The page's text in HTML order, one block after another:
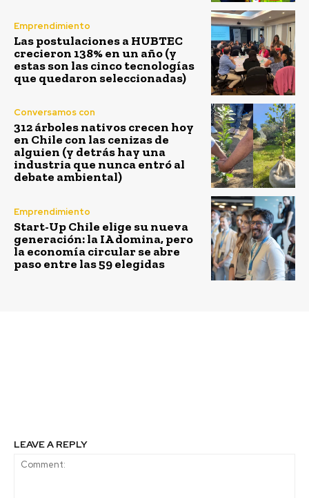
Emprendimiento
Las postulaciones a HUBTEC
crecieron 138% en un año (y
estas son las cinco tecnologías
que quedaron seleccionadas)
Conversamos con
312 árboles nativos crecen hoy
en Chile con las cenizas de
alguien (y detrás hay una
industria que nunca entró al
debate ambiental)
Emprendimiento
Start-Up Chile elige su nueva
generación: la IA domina, pero
la economía circular se abre
paso entre las 59 elegidas
LEAVE A REPLY